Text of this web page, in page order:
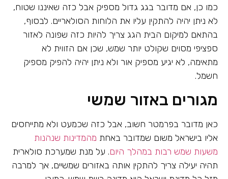
כמו כן, אם מדובר בגג גדול מספיק אבל כזה שאיננו שטוח,
לא ניתן יהיה להתקין עליו את הלוחות הסולאריים. לבסוף,
בהתאם למיקום הבית הגג צריך להיות כזה שפונה לאזור
ספציפי מסוים שקולט יותר שמש, שכן אם הזווית לא
מתאימה, לא יגיע מספיק אור ולא ניתן יהיה להפיק מספיק
חשמל.
מגורים באזור שמשי
כאן מדובר בפרמטר חשוב, אבל כזה שכמעט ולא מתייחסים
אליו בישראל משום שמדובר באחת מהמדינות שנהנות
משעות שמש רבות במהלך היום. על מנת שמערכת סולארית
תהיה יעילה צריך להתקין אותה באזורים שמשיים, אך למרבה